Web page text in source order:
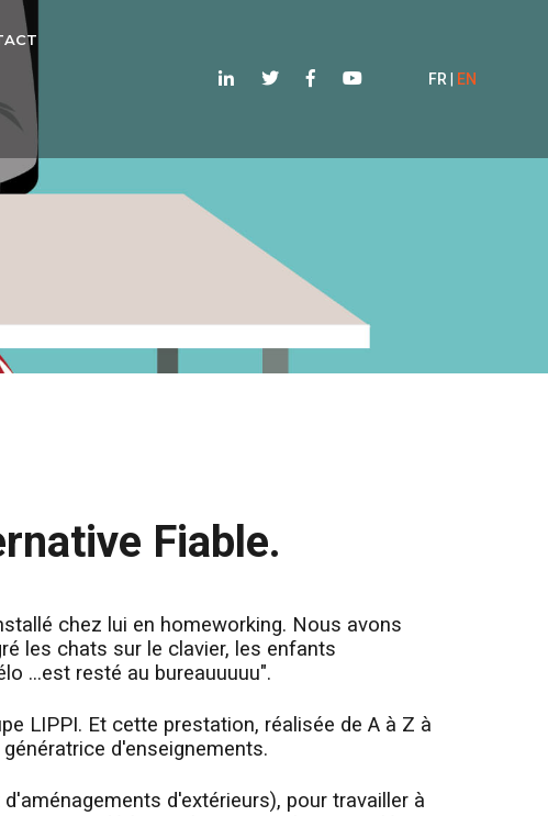
FR EN
Fiable.
chez lui en homeworking. Nous avons
les chats sur le clavier, les enfants
...est resté au bureauuuuu".
LIPPI. Et cette prestation, réalisée de A à Z à
d'enseignements.
d'extérieurs), pour travailler à